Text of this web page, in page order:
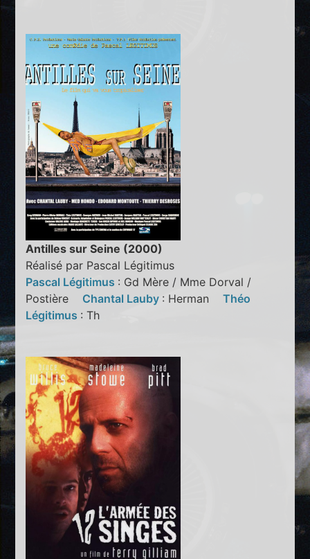
Antilles sur Seine (2000)
Réalisé par Pascal Légitimus
Pascal Légitimus : Gd Mère / Mme Dorval /
Postière Chantal Lauby : HermanThéo
Légitimus : Th